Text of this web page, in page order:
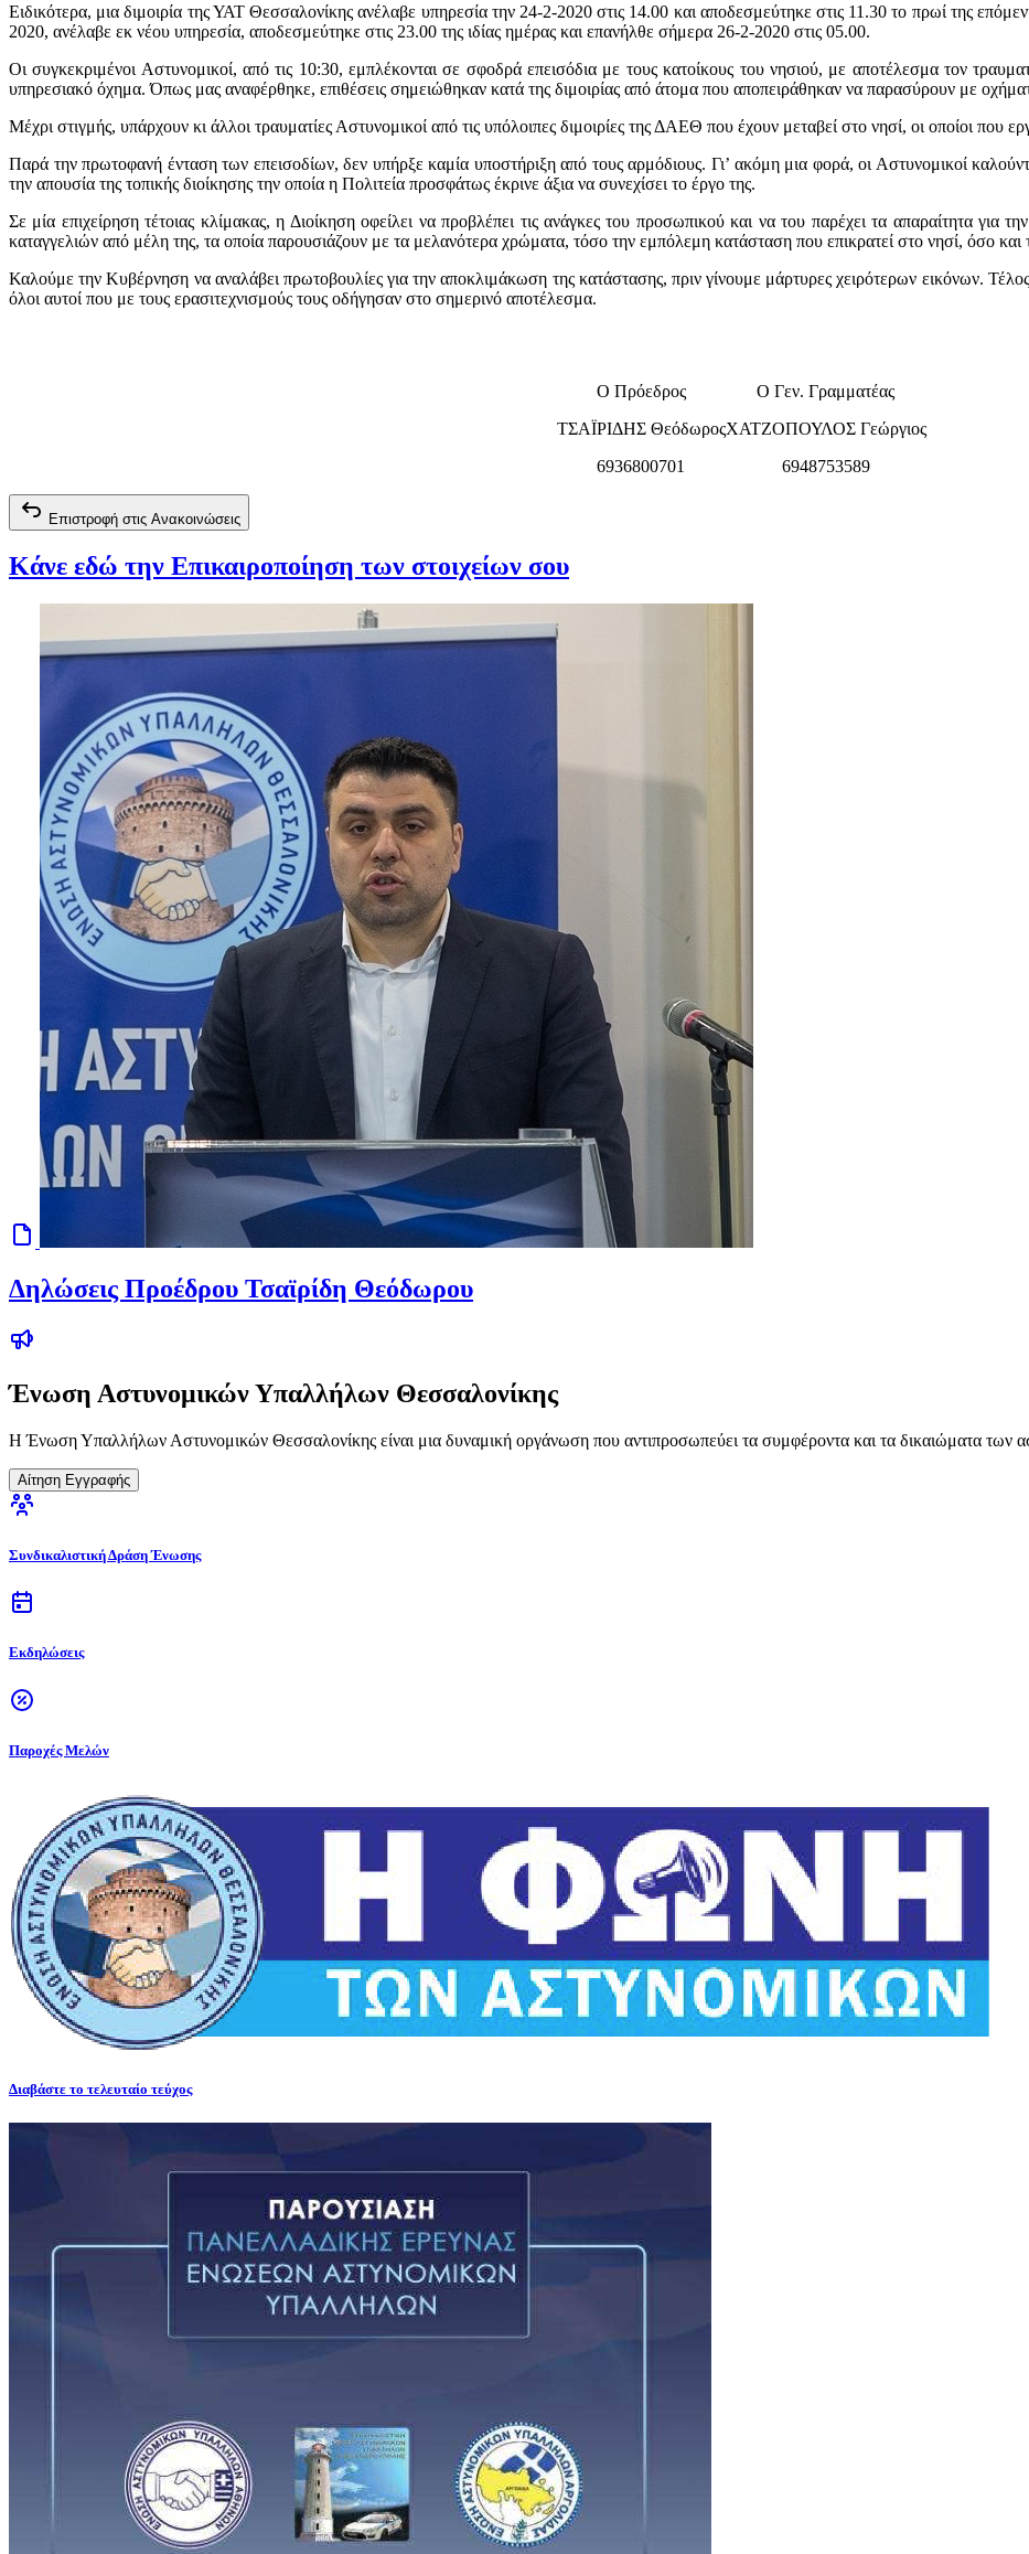
Ειδικότερα, μια διμοιρία της ΥΑΤ Θεσσαλονίκης ανέλαβε υπηρεσία την 24-2-2020 στις 14.00 και αποδεσμεύτηκε στις 11.30 το πρωί της
2020, ανέλαβε εκ νέου υπηρεσία, αποδεσμεύτηκε στις 23.00 της ιδίας ημέρας και επανήλθε σήμερα 26-2-2020 στις 05.00.
Οι συγκεκριμένοι Αστυνομικοί, από τις 10:30, εμπλέκονται σε σφοδρά επεισόδια με τους κατοίκους του νησιού, με αποτέλεσμα τον
υπηρεσιακό όχημα. Όπως μας αναφέρθηκε, επιθέσεις σημειώθηκαν κατά της διμοιρίας από άτομα που αποπειράθηκαν να παρασύρουν με
Μέχρι στιγμής, υπάρχουν κι άλλοι τραυματίες Αστυνομικοί από τις υπόλοιπες διμοιρίες της ΔΑΕΘ που έχουν μεταβεί στο νησί, οι οποίοι που
Παρά την πρωτοφανή ένταση των επεισοδίων, δεν υπήρξε καμία υποστήριξη από τους αρμόδιους. Γι’ ακόμη μια φορά, οι Αστυνομικοί
την απουσία της τοπικής διοίκησης την οποία η Πολιτεία προσφάτως έκρινε άξια να συνεχίσει το έργο της.
Σε μία επιχείρηση τέτοιας κλίμακας, η Διοίκηση οφείλει να προβλέπει τις ανάγκες του προσωπικού και να του παρέχει τα απαραίτητα
καταγγελιών από μέλη της, τα οποία παρουσιάζουν με τα μελανότερα χρώματα, τόσο την εμπόλεμη κατάσταση που επικρατεί στο νησί, όσο και
Καλούμε την Κυβέρνηση να αναλάβει πρωτοβουλίες για την αποκλιμάκωση της κατάστασης, πριν γίνουμε μάρτυρες χειρότερων εικόνων.
όλοι αυτοί που με τους ερασιτεχνισμούς τους οδήγησαν στο σημερινό αποτέλεσμα.
Ο Πρόεδρος
ΤΣΑΪΡΙΔΗΣ Θεόδωρος
6936800701
Ο Γεν. Γραμματέας
ΧΑΤΖΟΠΟΥΛΟΣ Γεώργιος
6948753589
Επιστροφή στις Ανακοινώσεις
Κάνε εδώ την Επικαιροποίηση των στοιχείων σου
Δηλώσεις Προέδρου Τσαϊρίδη Θεόδωρου
Ένωση Αστυνομικών Υπαλλήλων Θεσσαλονίκης
Η Ένωση Υπαλλήλων Αστυνομικών Θεσσαλονίκης είναι μια δυναμική οργάνωση που αντιπροσωπεύει τα συμφέροντα και τα δικαιώματα των
Αίτηση Εγγραφής
Συνδικαλιστική Δράση Ένωσης
Εκδηλώσεις
Παροχές Μελών
Διαβάστε το τελευταίο τεύχος